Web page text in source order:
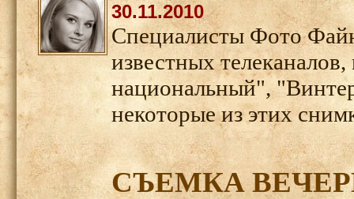
30.11.2010
Специалисты Фото
известных
национальный",
некоторые из этих
СЪЕМКА